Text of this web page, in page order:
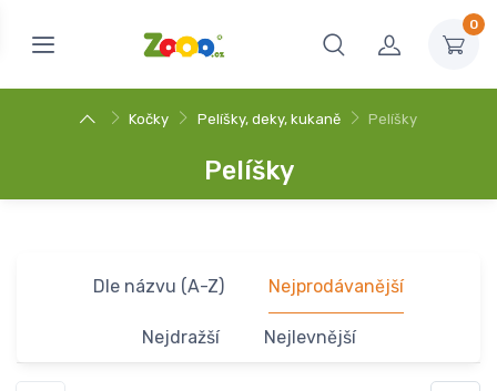
0
Kočky Pelíšky, deky, kukaně Pelíšky
Pelíšky
Dle názvu (A-Z) Nejprodávanější
Nejdražší Nejlevnější